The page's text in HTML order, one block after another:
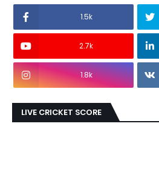
1.5k
2.7k
1.8k
LIVE CRICKET SCORE